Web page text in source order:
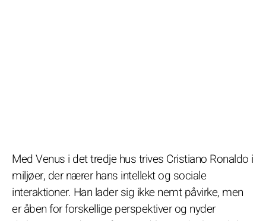
Med Venus i det tredje hus trives Cristiano Ronaldo i
miljøer, der nærer hans intellekt og sociale
interaktioner. Han lader sig ikke nemt påvirke, men
er åben for forskellige perspektiver og nyder